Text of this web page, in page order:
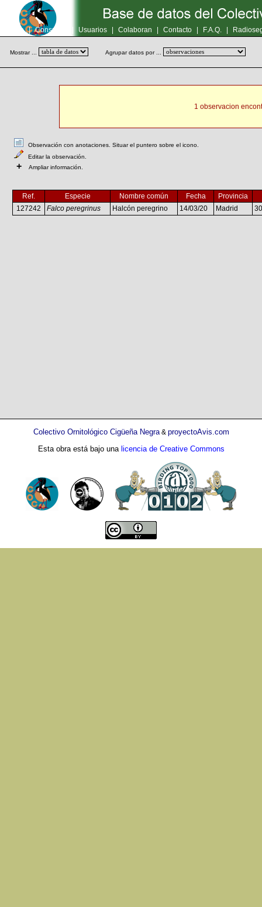
Inicio | Consultas Usuarios Colaboran Contacto F.A.Q.
Mostrar ... Agrupar datos por ...
1 observacion
Observación con anotaciones. Situar el puntero sobre el icono.
Editar la observación.
+ Ampliar información.
Ref. Especie Nombre común Fecha
Provincia
127242
Falco peregrinus Halcón peregrino 14/03/20 Madrid
Colectivo Ornitológico Cigüeña Negra& proyectoAvis.com
Esta obra está bajo una licencia de Creative Commons